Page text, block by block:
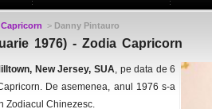
Capricorn > Danny Pintauro
1976) - Zodia Capricorn
New Jersey, SUA, pe data de 6
De asemenea, anul 1976 s-a
Zodiacul Chinezesc.